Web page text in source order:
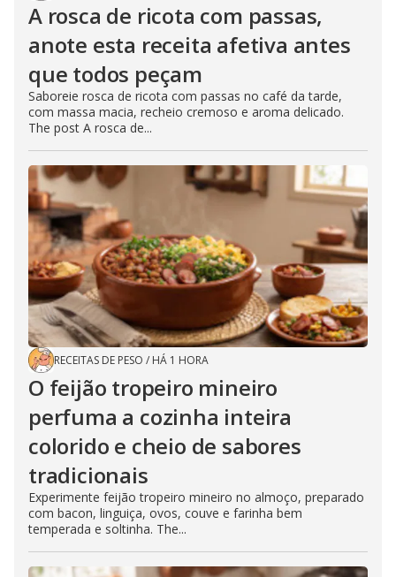
A rosca de ricota com passas,
anote esta receita afetiva antes
que todos peçam
Saboreie rosca de ricota com passas no café da tarde,
com massa macia, recheio cremoso e aroma delicado.
The post A rosca de...
RECEITAS DE PESO / HÁ 1 HORA
O feijão tropeiro mineiro
perfuma a cozinha inteira
colorido e cheio de sabores
tradicionais
Experimente feijão tropeiro mineiro no almoço, preparado
com bacon, linguiça, ovos, couve e farinha bem
temperada e soltinha. The...